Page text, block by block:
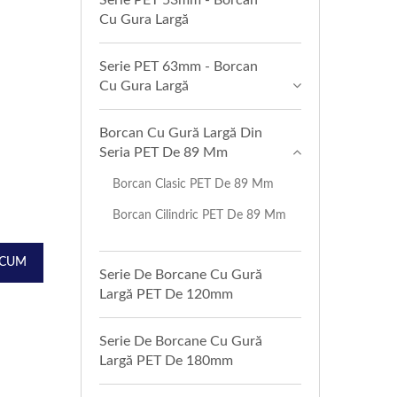
Cu Gura Largă
Serie PET 63mm - Borcan
Cu Gura Largă
Borcan Cu Gură Largă Din
Seria PET De 89 Mm
Borcan Clasic PET De 89 Mm
Borcan Cilindric PET De 89 Mm
Serie De Borcane Cu Gură
Largă PET De 120mm
Serie De Borcane Cu Gură
Largă PET De 180mm